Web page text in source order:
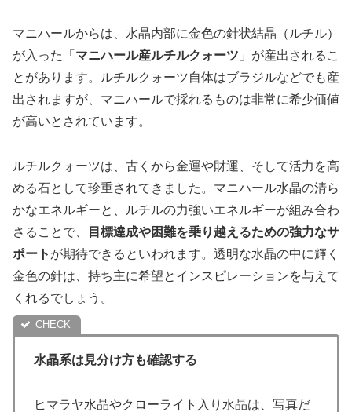
マニハールからは、水晶内部に金色の針状結晶（ルチル）
が入った「 マニハール産ルチルクォーツ 」が産出されるこ
とがあります。ルチルクォーツ自体はブラジルなどでも産
出されますが、 マニハールで採れるものは非常に希少価値
が高いとされています。
ルチルクォーツは、古くから金運や財運、そして活力を高
める石として珍重されてきました。マニハール水晶の清ら
かなエネルギーと、ルチルの力強いエネルギーが組み合わ
さることで、
目標達成や困難を乗り越えるための強力なサ
ポート が期待できるといわれます。透明な水晶の中に輝く
金色の針は、持ち主に希望とインスピレーションを与えて
くれるでしょう。
水晶系は見分け方も確認する
ヒマラヤ水晶やクローライト入り水晶は、写真だ